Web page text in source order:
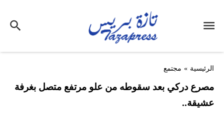
الرئيسية » مجتمع
مصرع دركي بعد سقوطه من علو مرتفع متصل بغرفة
عشيقة..